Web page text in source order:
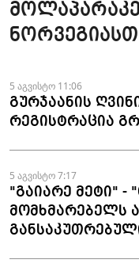
5 აგვისტო 11:06
გურჯაანის
რეგისტრაცია
5 აგვისტო 7:17
"გაიარე მეტი" -
მომხმარებელს